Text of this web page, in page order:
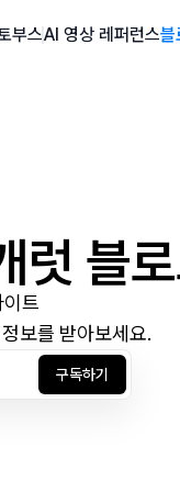
부스AI 영상 레퍼런스블
럿 블
트
보를 받아보세요.
구독하기